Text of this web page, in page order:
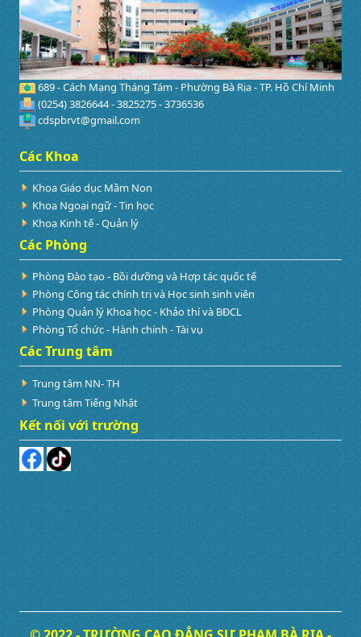
689 - Cách Mạng Tháng Tám - Phường Bà Rịa - TP. Hồ Chí Minh
(0254) 3826644 - 3825275 - 3736536
cdspbrvt@gmail.com
Các Khoa
Khoa Giáo dục Mầm Non
Khoa Ngoại ngữ - Tin học
Khoa Kinh tế - Quản lý
Các Phòng
Phòng Đào tạo - Bồi dưỡng và Hợp tác quốc tế
Phòng Công tác chính trị và Học sinh sinh viên
Phòng Quản lý Khoa học - Khảo thí và BĐCL
Phòng Tổ chức - Hành chính - Tài vụ
Các Trung tâm
Trung tâm NN- TH
Trung tâm Tiếng Nhật
Kết nối với trường